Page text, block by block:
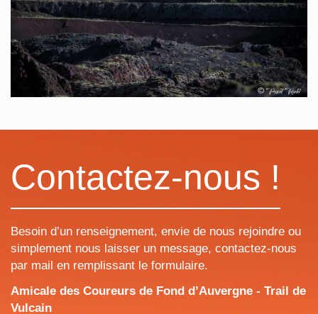
Contactez-nous !
Besoin d’un renseignement, envie de nous rejoindre ou
simplement nous laisser un message, contactez-nous
par mail en remplissant le formulaire.
Amicale des Coureurs de Fond d’Auvergne - Trail de
Vulcain